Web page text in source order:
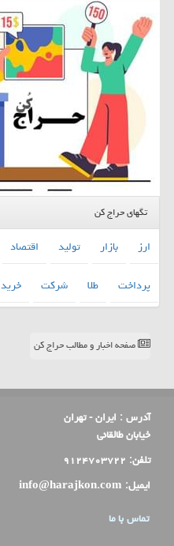
تگهای حراج کن
ارز بازار تولید اقتصاد
پرداخت
طلا شركت خرید
صفحه اخبار و مطالب حراج کن
آدرس : ایران - تهران
خیابان طالقانی
تلفن: ۹۱۲۴۷۰۳۷۲۲
ایمیل: info@harajkon.com
تماس با ما